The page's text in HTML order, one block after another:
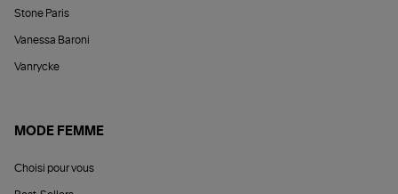
Stone Paris
Vanessa Baroni
Vanrycke
MODE FEMME
Choisi pour vous